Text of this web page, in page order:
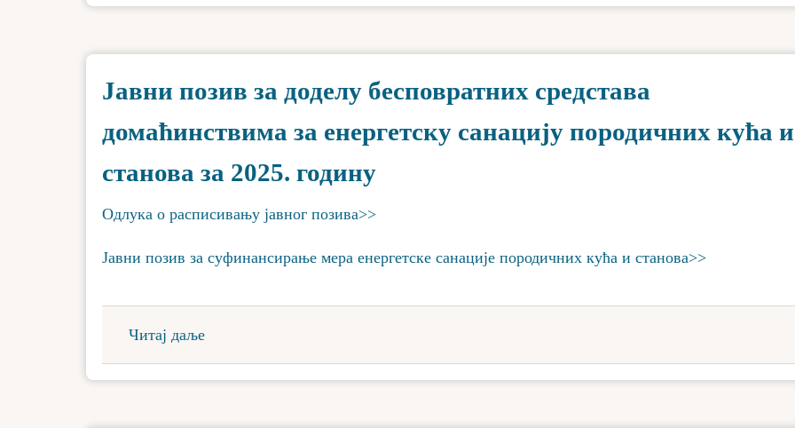
Јавни позив за доделу бесповратних средстава
домаћинствима за енергетску санацију породичних кућа и
станова за 2025. годину
Одлука о расписивању јавног позива>>
Јавни позив за суфинансирање мера енергетске санације породичних кућа и станова>>
Читај даље